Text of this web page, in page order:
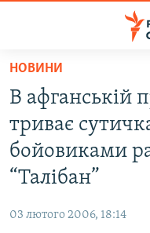
Перейти
основного
матеріалу
Перейти
до
основної
Перейти
РАДІО СВОБОДА – 70
ВСЕ ЗА ДОБУ
СТАТТІ
ПОЛІТИКА
ВІЙНА
ДОНБАС.РЕАЛІЇ
НОВИНИ
В афганській
триває
бойовиками
“Талібан”
03 лютого 2006, 18:14